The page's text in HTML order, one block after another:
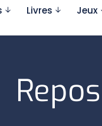
Livres Jeux